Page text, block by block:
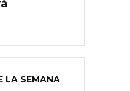
LA SEMANA